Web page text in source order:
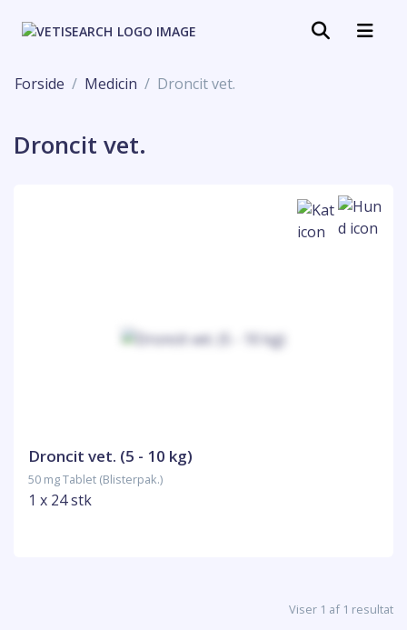
Forside Medicin Droncit vet.
Droncit vet.
Droncit vet. (5 - 10 kg)
50 mg Tablet (Blisterpak.)
1 x 24 stk
Viser 1 af 1 resultat